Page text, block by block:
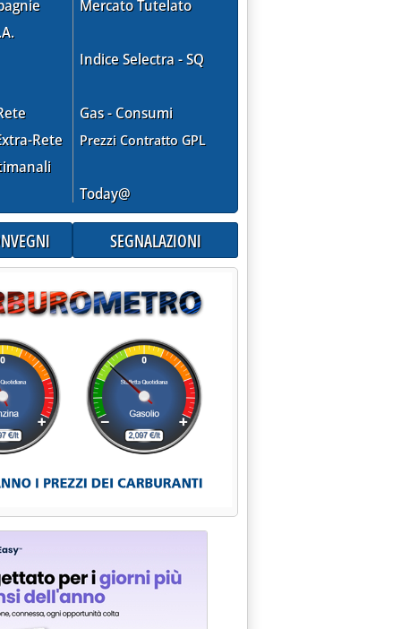
Rete
Mercato Tutelato
Indice Selectra - SQ
Gas - Consumi
Prezzi Contratto GPL
Today@
SEGNALAZIONI